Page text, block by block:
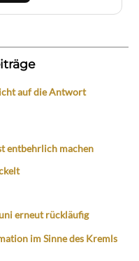
auf die Antwort
entbehrlich machen
erneut rückläufig
im Sinne des Kremls